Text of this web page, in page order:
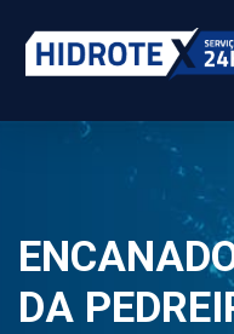
DA